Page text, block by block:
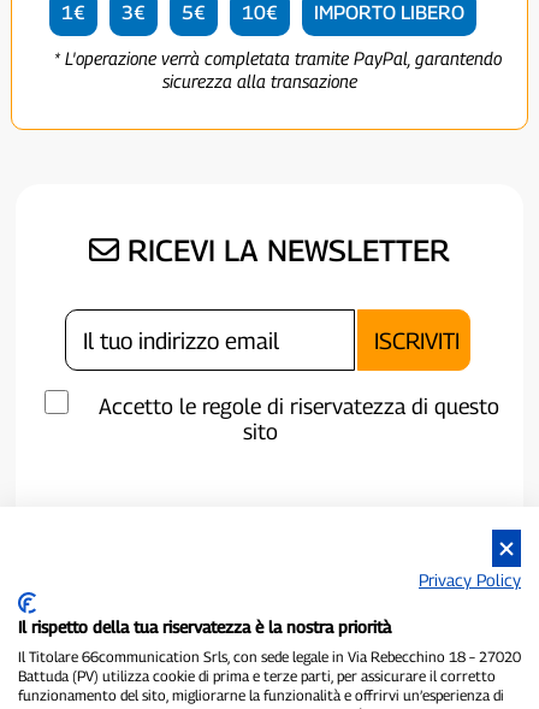
1€ 3€ 5€ 10€ IMPORTO LIBERO
* L'operazione verrà completata tramite PayPal, garantendo
sicurezza alla transazione
RICEVI LA NEWSLETTER
Accetto le regole di riservatezza di questo
sito
Privacy Policy
Il rispetto della tua riservatezza è la nostra priorità
Il Titolare 66communication Srls, con sede legale in Via Rebecchino 18 – 27020
Battuda (PV) utilizza cookie di prima e terze parti, per assicurare il corretto
funzionamento del sito, migliorarne la funzionalità e offrirvi un’esperienza di